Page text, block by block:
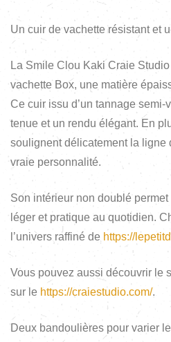
Un cuir de vachette résistant et
La Smile Clou Kaki Craie
vachette Box, une matière
Ce cuir issu d’un tannage
tenue et un rendu élégant. En
soulignent délicatement la ligne
vraie personnalité.
Son intérieur non doublé
léger et pratique au quotidien.
l’univers raffiné de https://
Vous pouvez aussi découvrir le
sur le https://craiestudio.com/.
Deux bandoulières pour varier